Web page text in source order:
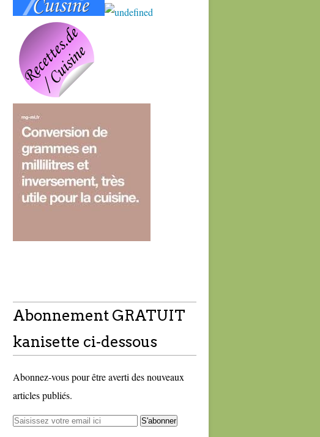
Abonnement GRATUIT
kanisette ci-dessous
Abonnez-vous pour être averti des nouveaux
articles publiés.